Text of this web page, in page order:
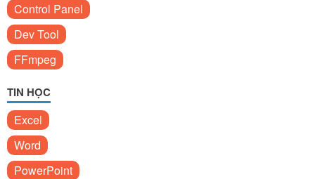
Control Panel
Dev Tool
FFmpeg
TIN HỌC
Excel
Word
PowerPoint